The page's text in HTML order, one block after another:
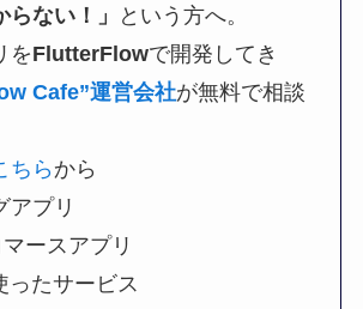
ない！」
という方へ。
をFlutterFlowで開発してき
Cafe”運営会社が無料で相談
ちら から
アプリ
ースアプリ
ったサービス